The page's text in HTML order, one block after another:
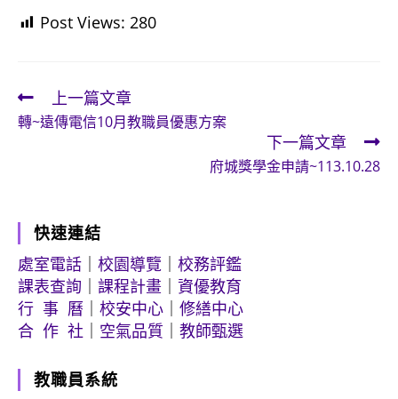
Post Views: 280
Read
more
上一篇文章
轉~遠傳電信10月教職員優惠方案
下一篇文章
府城獎學金申請~113.10.28
快速連結
處室電話
校園導覽
校務評鑑
課表查詢
課程計畫
資優教育
行 事 曆
校安中心
修繕中心
合 作 社
空氣品質 教師甄選
教職員系統